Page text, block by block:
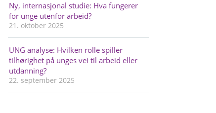
Ny, internasjonal studie: Hva fungerer
for unge utenfor arbeid?
21. oktober 2025
UNG analyse: Hvilken rolle spiller
tilhørighet på unges vei til arbeid eller
utdanning?
22. september 2025